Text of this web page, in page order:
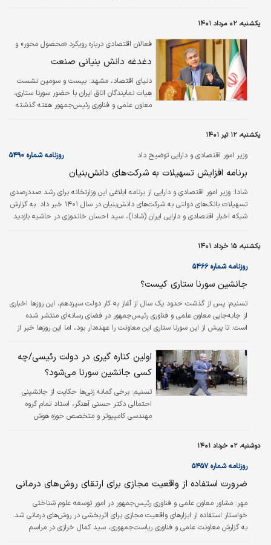
میلیارد ریال به‌طور مستقیم از عموم مردم برای طرح‌های نوآورانه از طریق…
یکشنبه، ۰۲ مرداد ۱۴۰۱
فعالان اقتصادی درباره رویکرد «محصول محور» و
«کمی» به توسعه دانش‌بنیان‌ها در حضور معاون
رئیس جمهوری اعلام نگرانی کردند
دغدغه دانش بنیانی صنعت
دنیای اقتصاد، مشهد: بیست و سومین نشست
هیات نمایندگان اتاق ایران با حضور سورنا ستاری،
معاون علمی و فناوری رئیس‌جمهور هفته گذشته
اصلاح رویه‌ها و رفع مشکلات در حوزه‌های اقتصاد
یکشنبه، ۱۲ تیر ۱۴۰۱
وزیر امور اقتصادی و دارایی توضیح داد روزنامه شماره ۵۴۹۰
برنامه افزایش تسهیلات به شرکت‌های دانش‌بنیان
شادا: وزیر امور اقتصادی و دارایی از برنامه ابلاغی این وزارتخانه برای رشد صددرصدی
تسهیلات بانک‌های دولتی به شرکت‌های دانش‌بنیان در سال ۱۴۰۱ خبر داد. به گزارش
شبکه اخبار اقتصادی و دارایی ایران (شادا)، سید احسان خاندوزی در حاشیه بازدید
اقتصاد» به همراه معاون علمی و فناوری رئیس‌جمهور، در جمع خبرنگاران اظهار کرد:
سال «حمایت از تولید دانش‌بنیان و اشتغال‌آفرین»…
یکشنبه، ۱۵ خرداد ۱۴۰۱
روزنامه شماره ۵۴۶۶
جانشین سورنا ستاری کیست؟
تسنيم: پس از گذشت حدود یک سال از آغاز به کار دولت سیزدهم، این روزها اخباری
از جابه‌جایی معاون علمی و فناوری رئیس‌جمهور در فضای رسانه‌ای منتشر شده
است. تا پیش از این سورنا ستاری این معاونت را عهده‌دار بود، اما این روزها خبر از
جانشینی احتمالی دکتر حسنی آهنگر، استاد تمام گروه مهندسی کامپیوتر و
متخصص حوزه هوش مصنوعی به عنوان معاون علمی و فناوری رئیس‌جمهور دارد.
اولین کناره گیری در دولت رئیسی/چه
کسی جانشین سورنا می‌شود؟
تسنیم: برخی گمانه زنی‌ها حکایت از جانشینی
احتمالی دکتر حسنی آهنگر، استاد تمام گروه
مهندسی کامپیوتر و متخصص حوزه هوش
دوشنبه، ۰۲ خرداد ۱۴۰۱
روزنامه شماره ۵۴۵۷
ضرورت استفاده از واقعیت مجازی برای ارتقای روش‌های درمانی
مهر: مشاور معاون علمی و فناوری رئیس‌جمهور در امور توسعه علوم شناختی
خواستار استفاده از ابزارهای واقعیت مجازی برای اثربخشی در روش‌های درمانی شد.
به گزارش معاونت علمی و فناوری ریاست‌جمهوری، سید کمال خرازی در مراسم